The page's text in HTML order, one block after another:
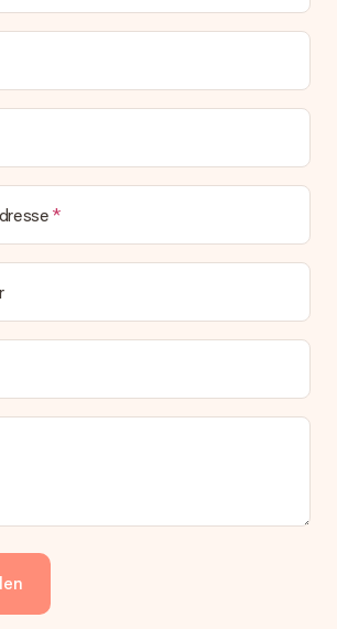
beim Empfänger liefern lassen und es